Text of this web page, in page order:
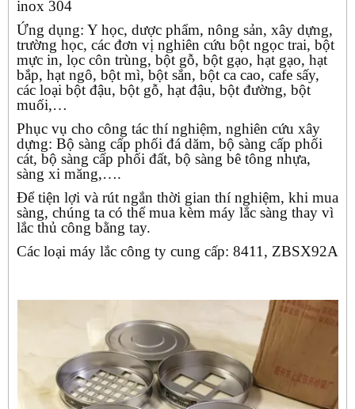
inox 304
Ứng dụng: Y học, dược phẩm, nông sản, xây dựng,
trường học, các đơn vị nghiên cứu bột ngọc trai, bột
mực in, lọc côn trùng, bột gỗ, bột gạo, hạt gạo, hạt
bắp, hạt ngô, bột mì, bột sắn, bột ca cao, cafe sấy,
các loại bột đậu, bột gỗ, hạt đậu, bột đường, bột
muối,…
Phục vụ cho công tác thí nghiệm, nghiên cứu xây
dựng: Bộ sàng cấp phối đá dăm, bộ sàng cấp phối
cát, bộ sàng cấp phối đất, bộ sàng bê tông nhựa,
sàng xi măng,….
Để tiện lợi và rút ngắn thời gian thí nghiệm, khi mua
sàng, chúng ta có thể mua kèm máy lắc sàng thay vì
lắc thủ công bằng tay.
Các loại máy lắc công ty cung cấp: 8411, ZBSX92A